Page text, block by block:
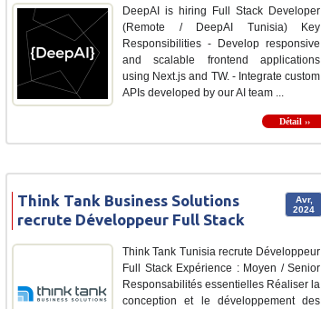
DeepAI is hiring Full Stack Developer
(Remote / DeepAI Tunisia) Key
Responsibilities - Develop responsive
and scalable frontend applications
using Next.js and TW. - Integrate custom
APIs developed by our AI team ...
Détail ››
Avr,
2024
Think Tank Business Solutions
recrute Développeur Full Stack
Think Tank Tunisia recrute Développeur
Full Stack Expérience : Moyen / Senior
Responsabilités essentielles Réaliser la
conception et le développement des